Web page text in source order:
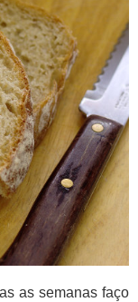
as semanas faço